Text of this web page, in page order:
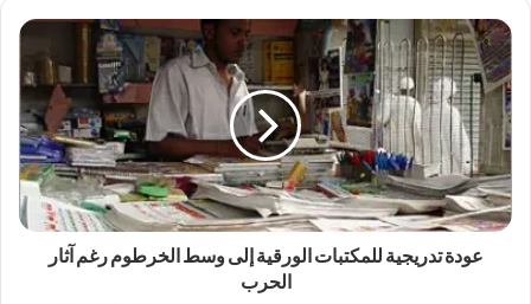
عودة تدريجية للمكتبات الورقية إلى وسط الخرطوم رغم آثار
الحرب